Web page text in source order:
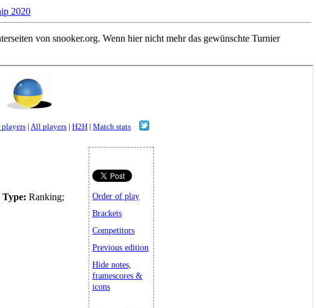
2020
von snooker.org. Wenn hier nicht mehr das gewünschte Turnier